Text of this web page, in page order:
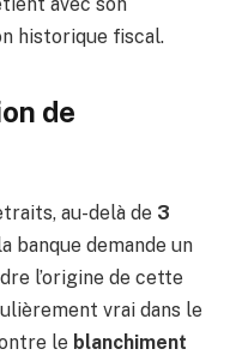
historique fiscal.
de
au-delà de 3
banque demande un
l’origine de cette
vrai dans le
le blanchiment